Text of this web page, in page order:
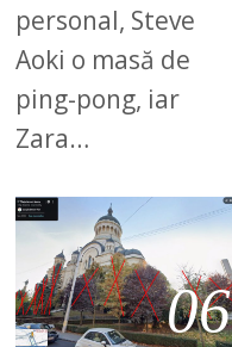
personal, Steve
Aoki o masă de
ping-pong, iar
Zara…
06